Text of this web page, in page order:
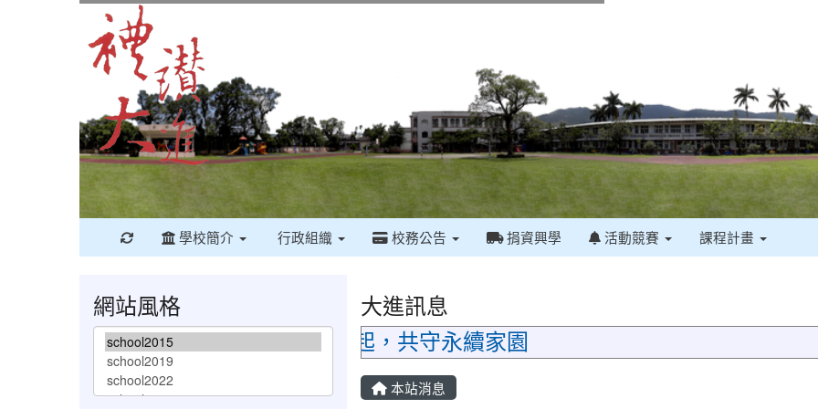
重新取得佈景設定
學校簡介 行政組織 校務公告 捐資興學 活動競賽 課程計畫
大進訊息
千頃 林；防火防災、從你我做起，共守永續家園
本站消息
網站風格